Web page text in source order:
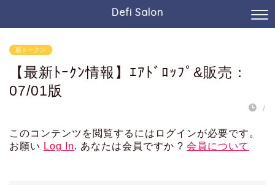
Defi Salon
新トークン
【最新ﾄｰｸﾝ情報】ｴｱﾄﾞﾛｯﾌﾟ&販売：
07/01版
/
このコンテンツを閲覧するにはログインが必要です。
お願い Log In. あなたは会員ですか ? 会員について